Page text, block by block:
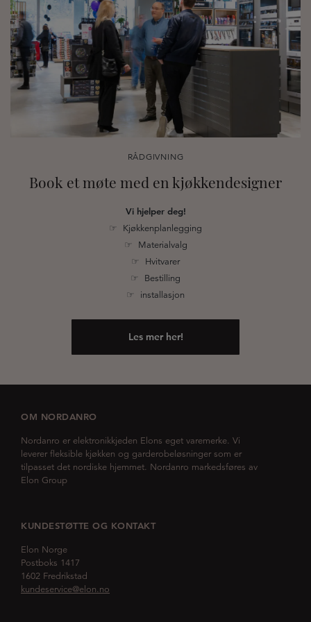
RÅDGIVNING
Book et møte med en kjøkkendesigner
Vi hjelper deg!
☞ Kjøkkenplanlegging
☞ Materialvalg
☞ Hvitvarer
☞ Bestilling
☞ installasjon
Les mer her!
OM NORDANRO
Nordanro er elektronikkjeden Elons eget varemerke. Vi
leverer fleksible kjøkken og garderobeløsninger som er
tilpasset det nordiske hjemmet. Nordanro markedsføres av
Elon Group
KUNDESTØTTE OG KONTAKT
Elon Norge
Postboks 1417
1602 Fredrikstad
kundeservice@elon.no